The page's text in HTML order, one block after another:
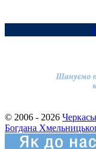
© 2006 - 2026
Богдана